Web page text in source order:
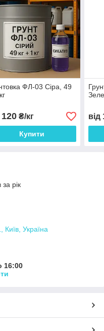
ФЛ-03 Сіра, 49
120₴/кг
Купити
від
рік
Україна
16:00